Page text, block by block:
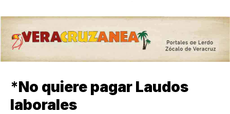
*No quiere pagar Laudos
laborales